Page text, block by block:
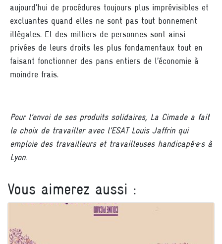
aujourd’hui de procédures toujours plus imprévisibles et
excluantes quand elles ne sont pas tout bonnement
illégales. Et des milliers de personnes sont ainsi
privées de leurs droits les plus fondamentaux tout en
faisant fonctionner des pans entiers de l’économie à
moindre frais.
Pour l’envoi de ses produits solidaires, La Cimade a fait
le choix de travailler avec l’ESAT Louis Jaffrin qui
emploie des travailleurs et travailleuses handicapé·e·s à
Lyon.
Vous aimerez aussi :